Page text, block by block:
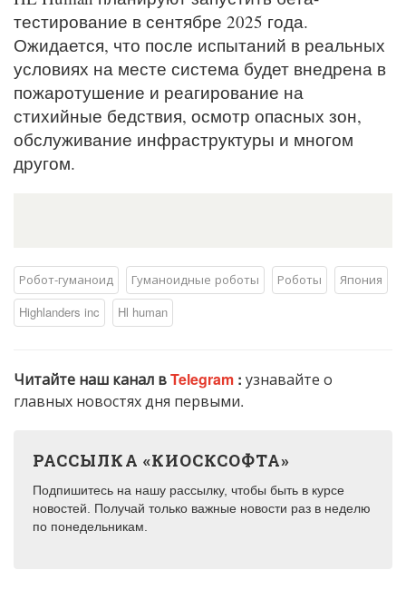
тестирование в сентябре 2025 года.
Ожидается, что после испытаний в реальных
условиях на месте система будет внедрена в
пожаротушение и реагирование на
стихийные бедствия, осмотр опасных зон,
обслуживание инфраструктуры и многом
другом.
Робот-гуманоид Гуманоидные роботы Роботы
Япония
Highlanders inc
Hl human
Читайте наш канал вTelegram : узнавайте о
главных новостях дня первыми.
РАССЫЛКА «КИОСКСОФТА»
Подпишитесь на нашу рассылку, чтобы быть в курсе
новостей. Получай только важные новости раз в неделю
по понедельникам.